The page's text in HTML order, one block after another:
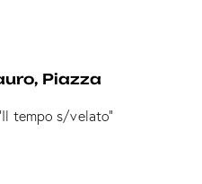
Piazza
tempo s/velato”